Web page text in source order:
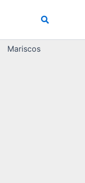
Buscar
Mariscos